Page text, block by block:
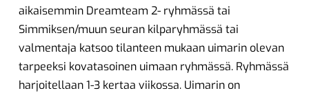
aikaisemmin Dreamteam 2- ryhmässä tai
Simmiksen/muun seuran kilparyhmässä tai
valmentaja katsoo tilanteen mukaan uimarin olevan
tarpeeksi kovatasoinen uimaan ryhmässä. Ryhmässä
harjoitellaan 1-3 kertaa viikossa. Uimarin on